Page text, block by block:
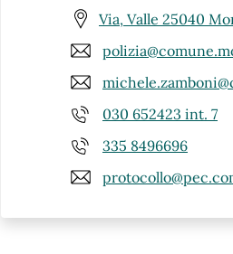
Via, Valle 25040
030 652423 int. 7
335 8496696